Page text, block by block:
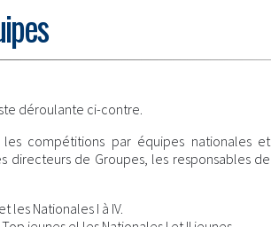
déroulante ci-contre.
compétitions par équipes nationales et
directeurs de Groupes, les responsables de
les Nationales I à IV.